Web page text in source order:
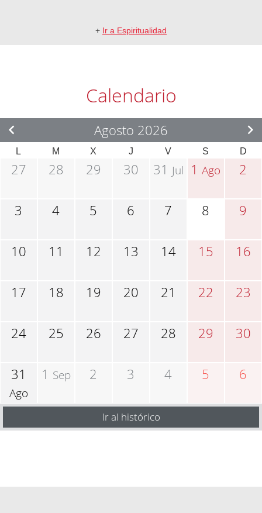
+ Ir a Espiritualidad
Calendario
Agosto 2026
L M X J V S D
27 28 29 30 31 Jul 1Ago 2
3 4 5 6 7 8 9
10 11 12 13 14 15 16
17 18 19 20 21 22 23
24 25 26 27 28 29 30
31
Ago
1 Sep 2 3 4 5 6
Ir al histórico